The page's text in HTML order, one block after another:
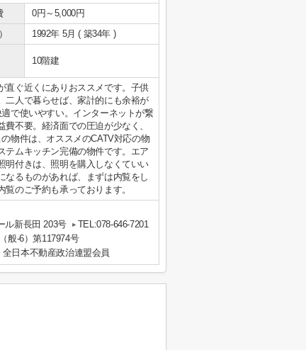
0円～5,000円
1992年 5月 ( 築34年 )
10階建
ぐ近くにありおススメです。子供
二人で暮らせば、家計的にも余裕が
で使いやすい。インターネットが繋
不要。経済面での圧迫が少なく、
物件は、オススメのCATV対応の物
テムキッチン完備の物件です。エア
明付きは、照明を購入しなくていい
なるものがあれば、まずは内覧をし
のご予約も承っております。
ル新長田 203号
TEL:078-646-7201
般-6）第117974号
日本不動産政治連盟会員